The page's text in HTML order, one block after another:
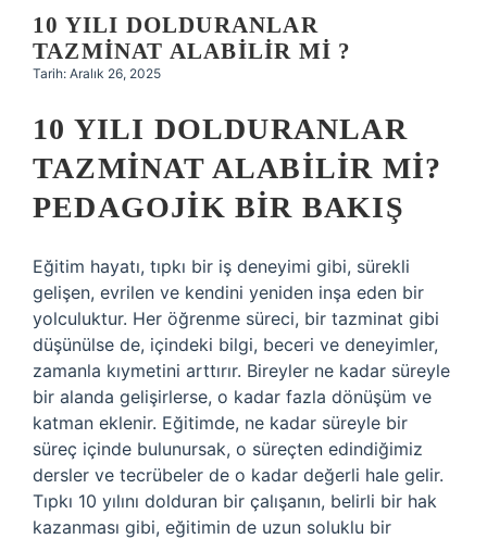
Hakkımızda
10 YILI DOLDURANLAR
TAZMINAT ALABILIR MI ?
Tarih: Aralık 26, 2025
10 YILI DOLDURANLAR
TAZMINAT ALABILIR MI?
PEDAGOJIK BIR BAKIŞ
Eğitim hayatı, tıpkı bir iş deneyimi gibi, sürekli
gelişen, evrilen ve kendini yeniden inşa eden bir
yolculuktur. Her öğrenme süreci, bir tazminat gibi
düşünülse de, içindeki bilgi, beceri ve deneyimler,
zamanla kıymetini arttırır. Bireyler ne kadar süreyle
bir alanda gelişirlerse, o kadar fazla dönüşüm ve
katman eklenir. Eğitimde, ne kadar süreyle bir
süreç içinde bulunursak, o süreçten edindiğimiz
dersler ve tecrübeler de o kadar değerli hale gelir.
Tıpkı 10 yılını dolduran bir çalışanın, belirli bir hak
kazanması gibi, eğitimin de uzun soluklu bir